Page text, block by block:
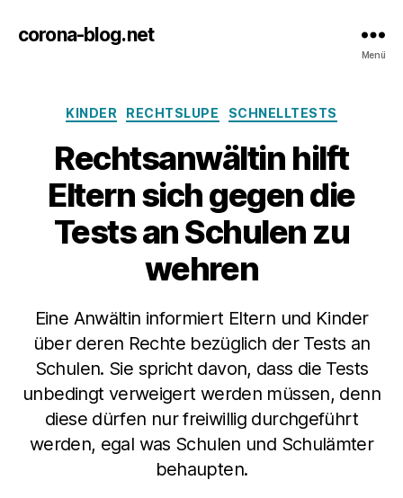
corona-blog.net
Menü
Kategorien
KINDER RECHTSLUPE SCHNELLTESTS
Rechtsanwältin hilft
Eltern sich gegen die
Tests an Schulen zu
wehren
Eine Anwältin informiert Eltern und Kinder
über deren Rechte bezüglich der Tests an
Schulen. Sie spricht davon, dass die Tests
unbedingt verweigert werden müssen, denn
diese dürfen nur freiwillig durchgeführt
werden, egal was Schulen und Schulämter
behaupten.